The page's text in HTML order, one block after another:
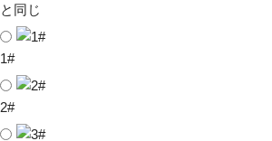
と同じ
1#
2#